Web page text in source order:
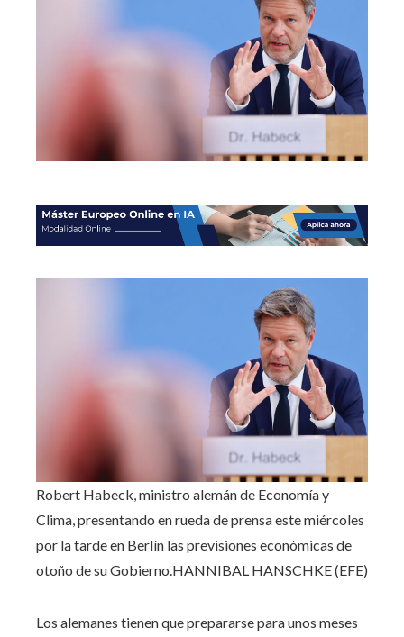
Robert Habeck, ministro alemán de Economía y
Clima, presentando en rueda de prensa este miércoles
por la tarde en Berlín las previsiones económicas de
otoño de su Gobierno.HANNIBAL HANSCHKE (EFE)
Los alemanes tienen que prepararse para unos meses